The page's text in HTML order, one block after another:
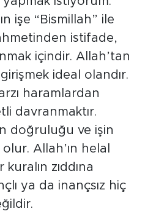
istiyorum.”
işe “Bismillah” ile
istifade,
içindir. Allah’tan
ideal olandır.
haramlardan
davranmaktır.
doğruluğu ve işin
Allah’ın helal
kuralın zıddına
ya da inançsız hiç